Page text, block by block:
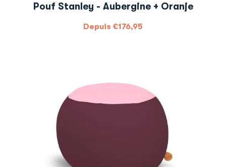
Pouf Stanley - Aubergine + Oranje
Depuis €176,95